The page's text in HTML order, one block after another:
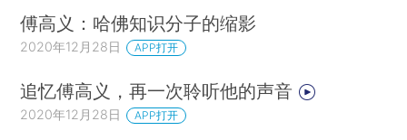
傅高义：哈佛知识分子的缩影
2020年12月28日 APP打开
追忆傅高义，再一次聆听他的声音
2020年12月28日 APP打开